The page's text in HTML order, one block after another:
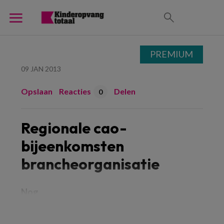
09 JAN 2013
Opslaan Reacties 0 Delen
Regionale cao-
bijeenkomsten
brancheorganisatie
PREMIUM